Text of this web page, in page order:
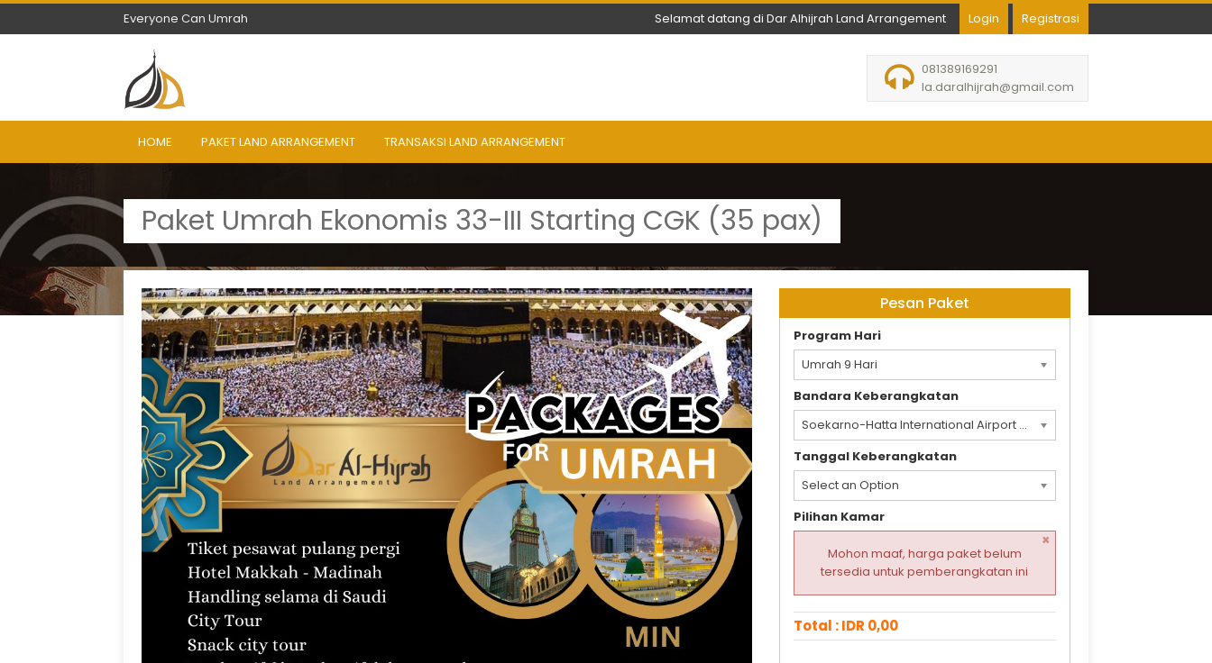
Everyone Can Umrah
Everyone Can Umrah Selamat datang di Dar Alhijrah Land Arrangement Login Registrasi
081389169291
la.daralhijrah@gmail.com
HOME PAKET LAND ARRANGEMENT TRANSAKSI LAND ARRANGEMENT
Paket Umrah Ekonomis 33-III Starting CGK (35 pax)
Pesan Paket
Program Hari
Umrah 9 Hari
Bandara Keberangkatan
Soekarno-Hatta International Airport (CGK)
Tanggal Keberangkatan
Select an Option
Pilihan Kamar
Mohon maaf, harga paket belum
tersedia untuk pemberangkatan ini
×
Total : IDR 0,00